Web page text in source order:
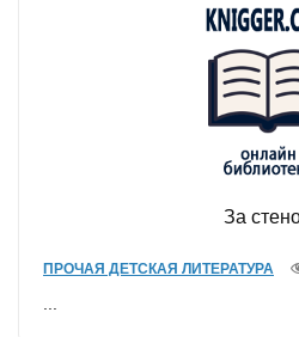
За
ПРОЧАЯ ДЕТСКАЯ ЛИТЕРАТУРА